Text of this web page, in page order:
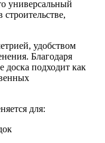
универсальный
удобством
Благодаря
доска подходит как
для: